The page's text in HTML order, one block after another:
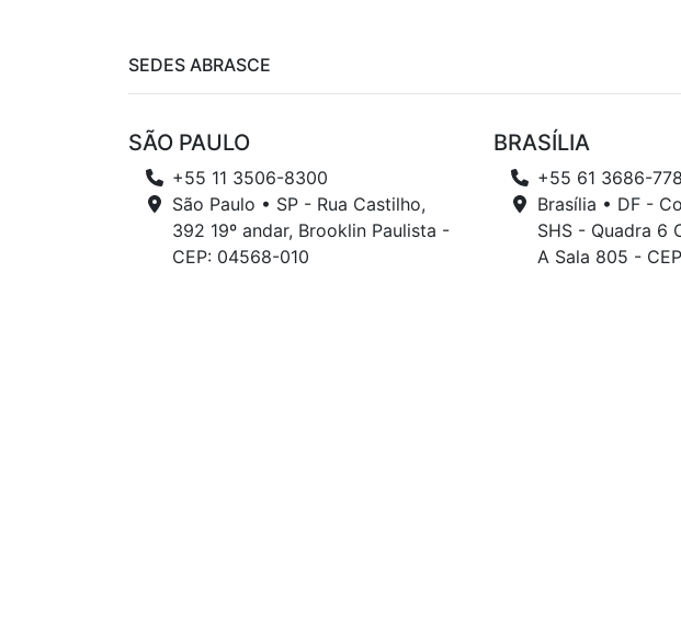
SEDES ABRASCE
SÃO PAULO
+55 11 3506-8300
São Paulo • SP - Rua Castilho,
392 19º andar, Brooklin Paulista -
CEP: 04568-010
BRASÍLIA
+55 61 3686-
Brasília • DF -
SHS - Quadra 6
A Sala 805 -